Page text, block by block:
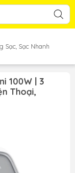
Sạc, Sạc Nhanh
100W | 3
Thoại,